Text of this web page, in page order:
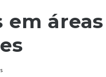
em áreas